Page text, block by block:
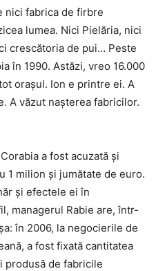
nici fabrica de firbre
lumea. Nici Pielăria, nici
crescătoria de pui… Peste
în 1990. Astăzi, vreo 16.000
oraşul. Ion e printre ei. A
A văzut naşterea fabricilor.
a fost acuzată şi
1 milion şi jumătate de euro.
şi efectele ei în
managerul Rabie are, într-
în 2006, la negocierile de
a fost fixată cantitatea
produsă de fabricile